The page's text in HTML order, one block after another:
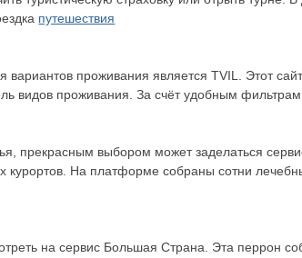
путешествия
проживания является TVIL. Этот
видов проживания. За счёт удобным
прекрасным выбором может заделаться
На платформе собраны сотни
на сервис Большая Страна. Эта перрон